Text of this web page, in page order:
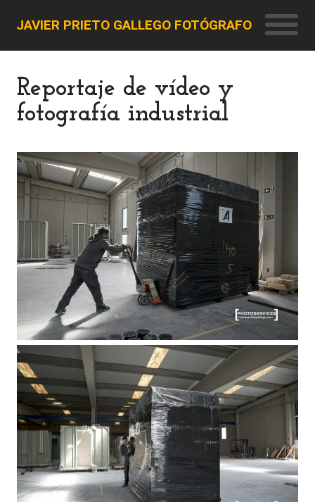
JAVIER PRIETO GALLEGO FOTÓGRAFO
Reportaje de vídeo y
fotografía industrial